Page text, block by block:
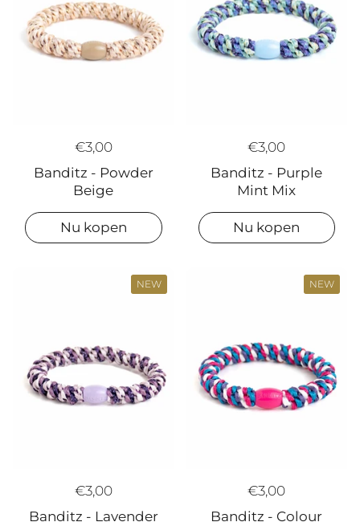
€3,00
Banditz - Powder
Beige
Nu kopen
€3,00
Banditz - Purple
Mint Mix
Nu kopen
€3,00
Banditz - Lavender
NEW
€3,00
Banditz - Colour
NEW